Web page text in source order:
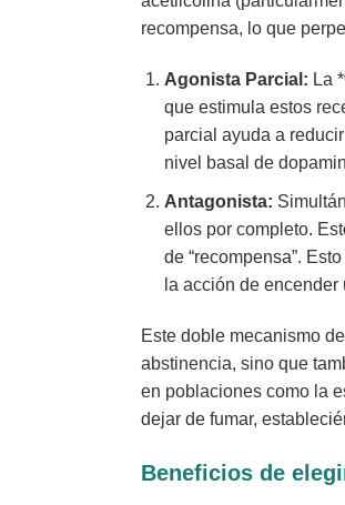
recompensa, lo que
Agonista Parcial: La
que estimula estos
parcial ayuda a
nivel basal de
Antagonista:
ellos por completo.
de “recompensa”.
la acción de
Este doble mecanismo
abstinencia, sino que
en poblaciones como la
dejar de fumar,
Beneficios de